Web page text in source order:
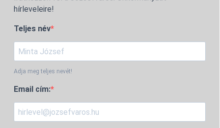
hírleveleire!
Teljes név
Adja meg teljes nevét!
Email cím: